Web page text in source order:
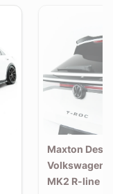
Maxton
Volkswagen
MK2 R-line |